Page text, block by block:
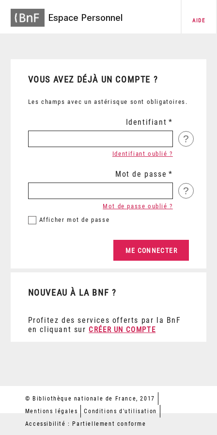
Espace Personnel AIDE
VOUS AVEZ DÉJÀ UN COMPTE ?
Les champs avec un astérisque sont obligatoires.
Identifiant
?
Identifiant oublié ?
Mot de passe
?
Afficher mot de passe
Mot de passe oublié ?
NOUVEAU À LA BNF ?
Profitez des services offerts par la BnF
en cliquant sur CRÉER UN COMPTE
© Bibliothèque nationale de France, 2017
Mentions légales
Conditions d'utilisation
Accessibilité : Partiellement conforme